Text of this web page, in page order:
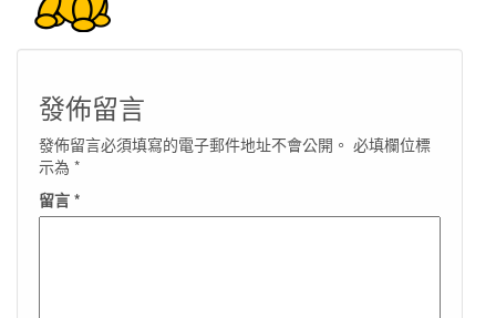
發佈留言
發佈留言必須填寫的電子郵件地址不會公開。 必填欄位標
示為 *
留言 *